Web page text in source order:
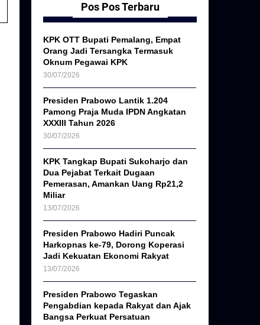
f
r
:
A
R
H
Pos Pos Terbaru
KPK OTT Bupati Pemalang, Empat
Orang Jadi Tersangka Termasuk
Oknum Pegawai KPK
30/07/2026
Presiden Prabowo Lantik 1.204
Pamong Praja Muda IPDN Angkatan
XXXIII Tahun 2026
30/07/2026
KPK Tangkap Bupati Sukoharjo dan
Dua Pejabat Terkait Dugaan
Pemerasan, Amankan Uang Rp21,2
Miliar
13/07/2026
Presiden Prabowo Hadiri Puncak
Harkopnas ke-79, Dorong Koperasi
Jadi Kekuatan Ekonomi Rakyat
13/07/2026
Presiden Prabowo Tegaskan
Pengabdian kepada Rakyat dan Ajak
Bangsa Perkuat Persatuan